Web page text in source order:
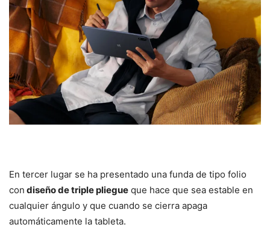
En tercer lugar se ha presentado una funda de tipo folio
con diseño de triple pliegue que hace que sea estable en
cualquier ángulo y que cuando se cierra apaga
automáticamente la tableta.